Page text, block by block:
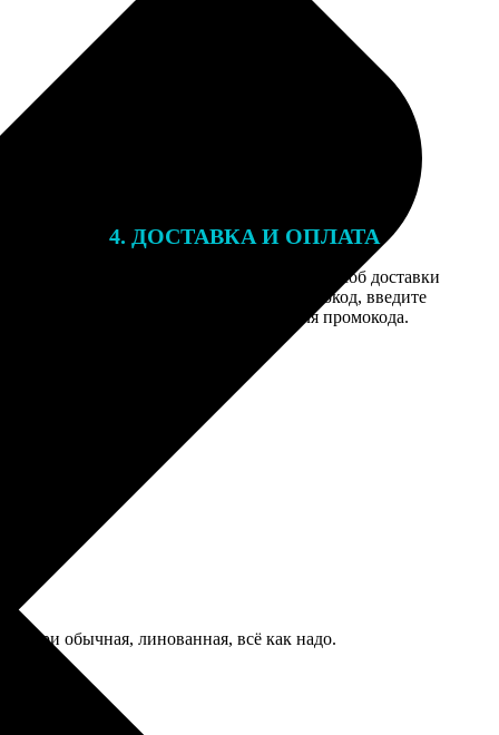
После
на email с
заказ
для
4. ДОСТАВКА И ОПЛАТА
Введите адрес и выберите способ доставки
заказа. Если у вас есть промокод, введите
его в специальное поле для промокода.
обычная, линованная, всё как надо.